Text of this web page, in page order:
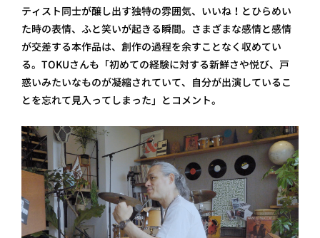
ティスト同士が醸し出す独特の雰囲気、いいね！とひらめい
た時の表情、ふと笑いが起きる瞬間。さまざまな感情と感情
が交差する本作品は、創作の過程を余すことなく収めてい
る。TOKUさんも「初めての経験に対する新鮮さや悦び、戸
惑いみたいなものが凝縮されていて、自分が出演しているこ
とを忘れて見入ってしまった」とコメント。